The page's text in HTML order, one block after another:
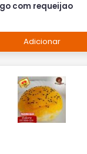
com requeijao
Adicionar